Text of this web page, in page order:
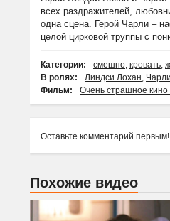
всех раздражителей,
одна сцена. Герой Чарли –
целой цирковой труппы с
Категории: смешно, кровать,
В ролях:
Линдси Лохан,
Фильм:
Очень страшное кино
Оставьте комментарий первым!
Похожие видео